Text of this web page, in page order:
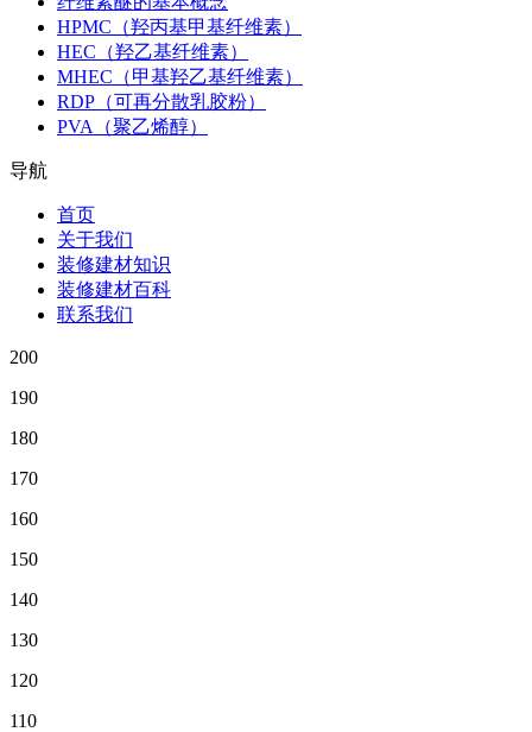
HPMC（羟丙基甲基纤维素）
HEC（羟乙基纤维素）
MHEC（甲基羟乙基纤维素）
RDP（可再分散乳胶粉）
PVA（聚乙烯醇）
导航
首页
关于我们
装修建材知识
装修建材百科
联系我们
200
190
180
170
160
150
140
130
120
110